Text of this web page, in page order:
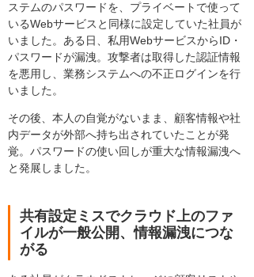
ステムのパスワードを、プライベートで使って
いるWebサービスと同様に設定していた社員が
いました。ある日、私用WebサービスからID・
パスワードが漏洩。攻撃者は取得した認証情報
を悪用し、業務システムへの不正ログインを行
いました。
その後、本人の自覚がないまま、顧客情報や社
内データが外部へ持ち出されていたことが発
覚。パスワードの使い回しが重大な情報漏洩へ
と発展しました。
共有設定ミスでクラウド上のファ
イルが一般公開、情報漏洩につな
がる